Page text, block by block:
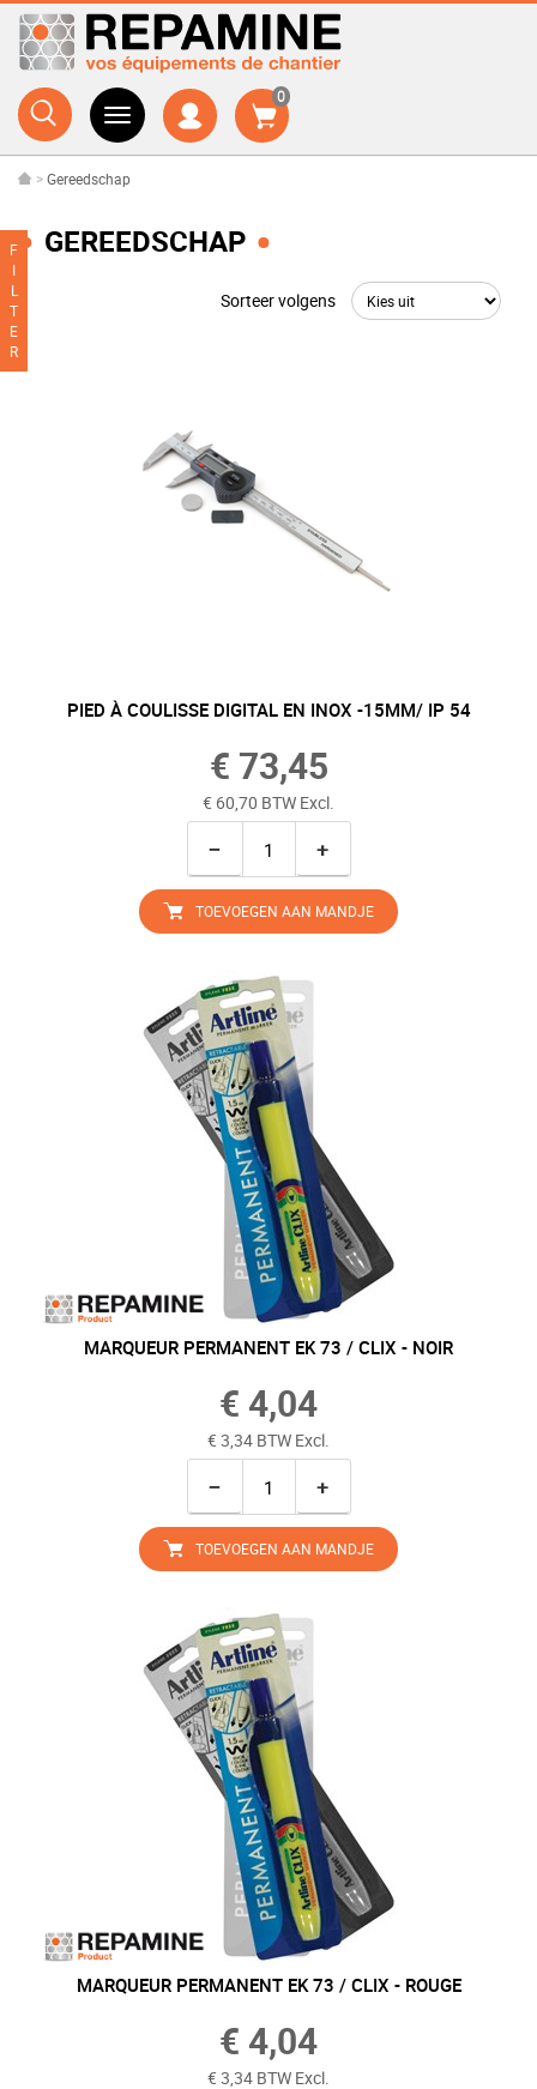
0
F
I
L
T
E
R
>Gereedschap
GEREEDSCHAP
Sorteer volgens
PIED À COULISSE DIGITAL EN INOX -15MM/ IP 54
€ 73,45
€ 60,70 BTW Excl.
− +
TOEVOEGEN AAN MANDJE
MARQUEUR PERMANENT EK 73 / CLIX - NOIR
€ 4,04
€ 3,34 BTW Excl.
− +
TOEVOEGEN AAN MANDJE
MARQUEUR PERMANENT EK 73 / CLIX - ROUGE
€ 4,04
€ 3,34 BTW Excl.